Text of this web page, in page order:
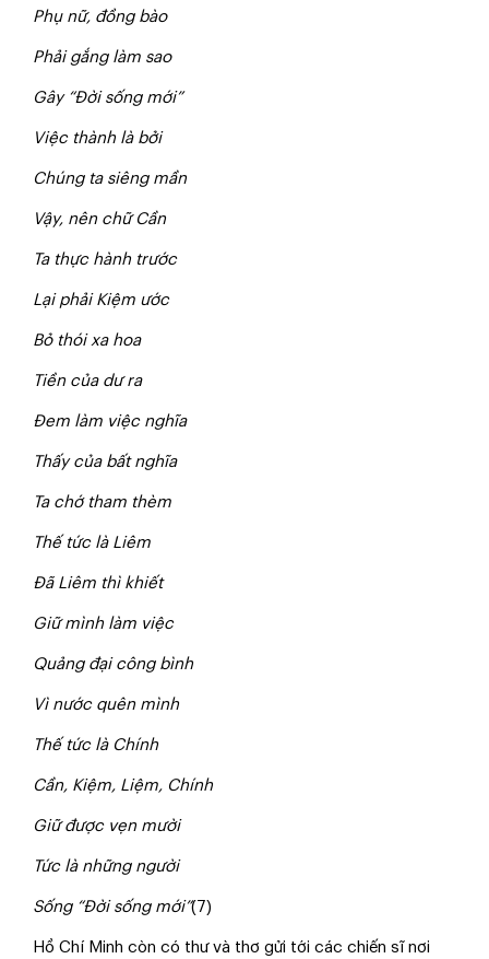
Phụ nữ, đồng bào
Phải gắng làm sao
Gây “Đời sống mới”
Việc thành là bởi
Chúng ta siêng mần
Vậy, nên chữ Cần
Ta thực hành trước
Lại phải Kiệm ước
Bỏ thói xa hoa
Tiền của dư ra
Đem làm việc nghĩa
Thấy của bất nghĩa
Ta chớ tham thèm
Thế tức là Liêm
Đã Liêm thì khiết
Giữ mình làm việc
Quảng đại công bình
Vì nước quên mình
Thế tức là Chính
Cần, Kiệm, Liệm, Chính
Giữ được vẹn mười
Tức là những người
Sống “Đời sống mới”(7)
Hồ Chí Minh còn có thư và thơ gửi tới các chiến sĩ nơi